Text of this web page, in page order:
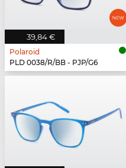
39,84 €
Polaroid
PLD 0038/R/BB - PJP/G6